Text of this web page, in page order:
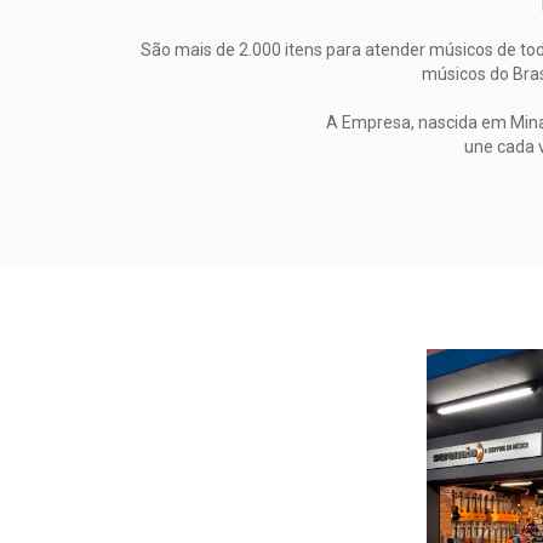
São mais de 2.000 itens para atender músicos de
músicos do
A Empresa, nascida em
une cada